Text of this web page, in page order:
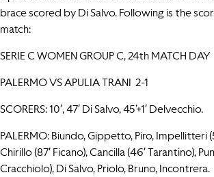
brace scored by Di Salvo. Following is the
match:
SERIE C WOMEN GROUP C, 24th MATCH DAY
PALERMO VS APULIA TRANI 2-1
SCORERS: 10′, 47′ Di Salvo, 45’+1′ Delvecchio.
PALERMO: Biundo, Gippetto, Piro, Impellitteri
Chirillo (87′ Ficano), Cancilla (46′ Tarantino),
Cracchiolo), Di Salvo, Priolo, Bruno, Incontrera.